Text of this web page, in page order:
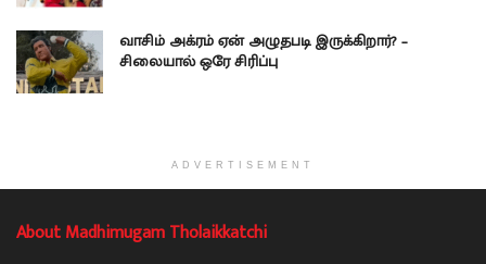
வாசிம் அக்ரம் ஏன் அழுதபடி இருக்கிறார்? –
சிலையால் ஒரே சிரிப்பு
ADVERTISEMENT
About Madhimugam Tholaikkatchi